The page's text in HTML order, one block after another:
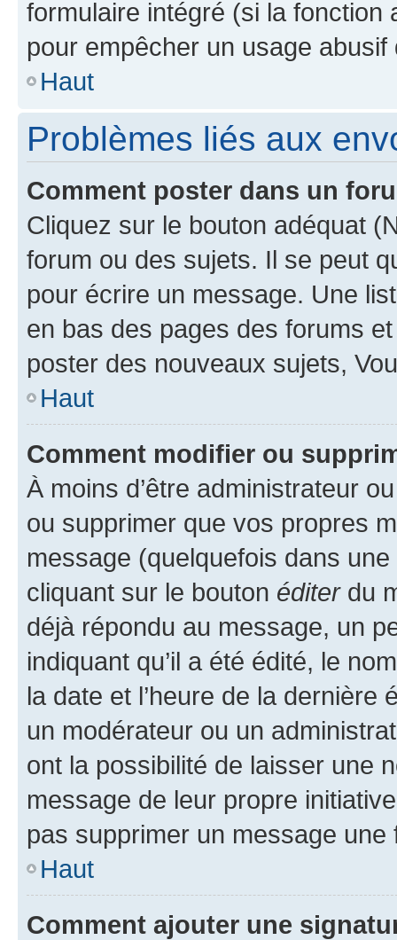
formulaire intégré (si la fonction
pour empêcher un usage
Haut
Problèmes liés aux
Comment poster dans un
Cliquez sur le bouton adéquat
forum ou des sujets. Il se peut
pour écrire un message. Une
en bas des pages des forums
poster des nouveaux sujets,
Haut
Comment modifier ou
À moins d’être administrateur
ou supprimer que vos propres
message (quelquefois dans
cliquant sur le bouton éditerdu
déjà répondu au message, un
indiquant qu’il a été édité, le
la date et l’heure de la dernière
un modérateur ou un
ont la possibilité de laisser une
message de leur propre
pas supprimer un message une
Haut
Comment ajouter une